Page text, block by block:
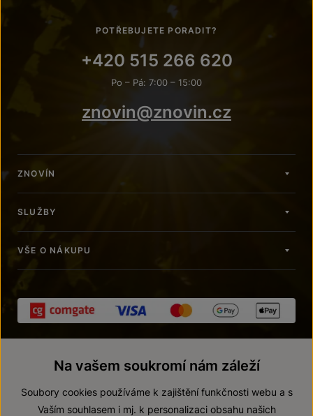
POTŘEBUJETE PORADIT?
+420 515 266 620
Po – Pá: 7:00 – 15:00
znovin@znovin.cz
ZNOVÍN
SLUŽBY
VŠE O NÁKUPU
Na vašem soukromí nám záleží
Soubory cookies používáme k zajištění funkčnosti webu a s
Vaším souhlasem i mj. k personalizaci obsahu našich